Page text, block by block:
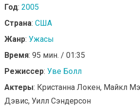
Год: 2005
Страна: США
Жанр: Ужасы
Время: 95 мин. / 01:35
Режиссер: Уве Болл
Актеры: Кристанна Локен, Майкл
Дэвис, Уилл Сэндерсон